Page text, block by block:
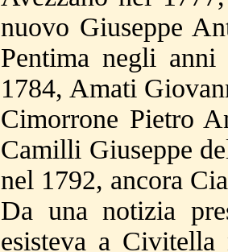
nuovo Giuseppe
Pentima negli
1784, Amati
Cimorrone Pietro
Camilli Giuseppe
nel 1792, ancora
Da una notizia
esisteva a